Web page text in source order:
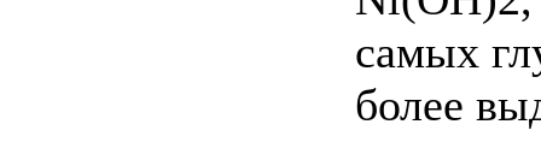
самых
более